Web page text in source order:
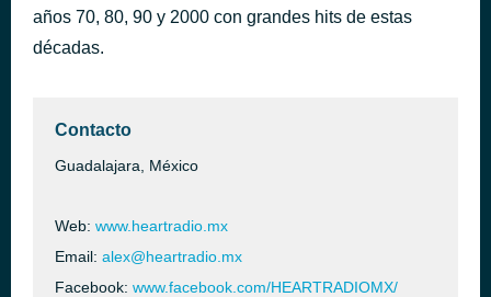
años 70, 80, 90 y 2000 con grandes hits de estas
décadas.
Contacto
Guadalajara, México
Web: www.heartradio.mx
Email: alex@heartradio.mx
Facebook: www.facebook.com/HEARTRADIOMX/